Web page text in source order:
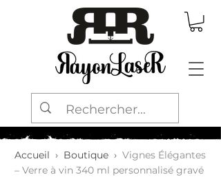
Accueil › Boutique › Vignes Élégantes
– Verre à vin 340 ml personnalisé gravé